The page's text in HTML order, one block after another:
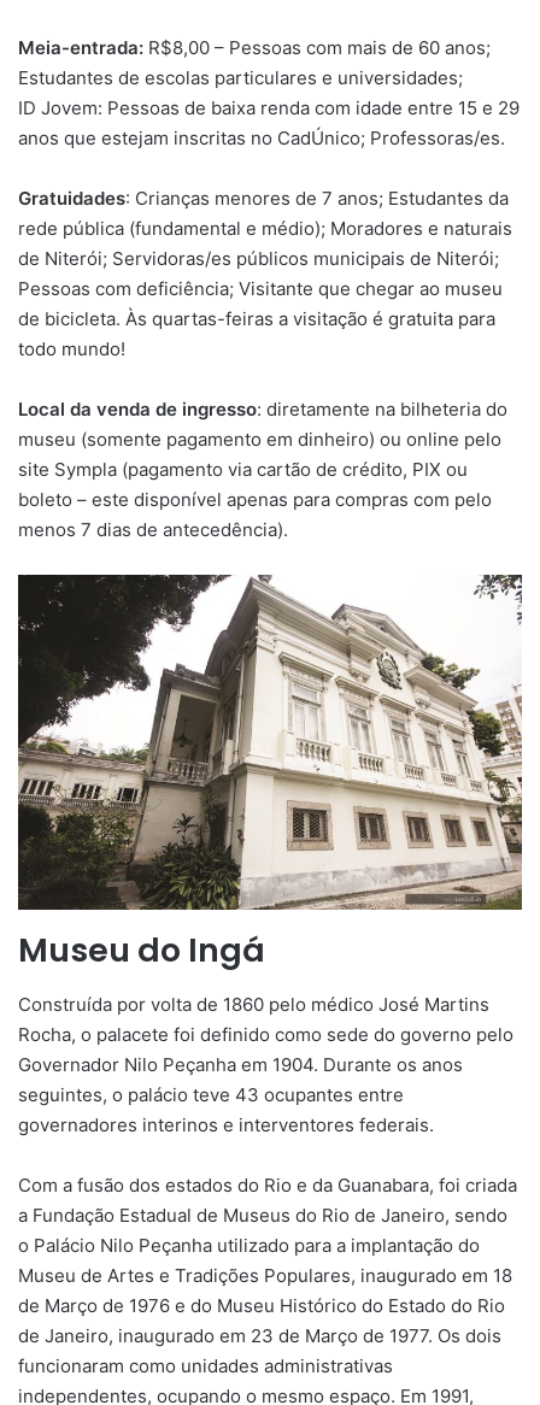
Meia-entrada: R$8,00 – Pessoas com mais de 60 anos;
Estudantes de escolas particulares e universidades;
ID Jovem: Pessoas de baixa renda com idade entre 15 e 29
anos que estejam inscritas no CadÚnico; Professoras/es.
Gratuidades: Crianças menores de 7 anos; Estudantes da
rede pública (fundamental e médio); Moradores e naturais
de Niterói; Servidoras/es públicos municipais de Niterói;
Pessoas com deficiência; Visitante que chegar ao museu
de bicicleta. Às quartas-feiras a visitação é gratuita para
todo mundo!
Local da venda de ingresso: diretamente na bilheteria do
museu (somente pagamento em dinheiro) ou online pelo
site Sympla (pagamento via cartão de crédito, PIX ou
boleto – este disponível apenas para compras com pelo
menos 7 dias de antecedência).
Museu do Ingá
Construída por volta de 1860 pelo médico José Martins
Rocha, o palacete foi definido como sede do governo pelo
Governador Nilo Peçanha em 1904. Durante os anos
seguintes, o palácio teve 43 ocupantes entre
governadores interinos e interventores federais.
Com a fusão dos estados do Rio e da Guanabara, foi criada
a Fundação Estadual de Museus do Rio de Janeiro, sendo
o Palácio Nilo Peçanha utilizado para a implantação do
Museu de Artes e Tradições Populares, inaugurado em 18
de Março de 1976 e do Museu Histórico do Estado do Rio
de Janeiro, inaugurado em 23 de Março de 1977. Os dois
funcionaram como unidades administrativas
independentes, ocupando o mesmo espaço. Em 1991,